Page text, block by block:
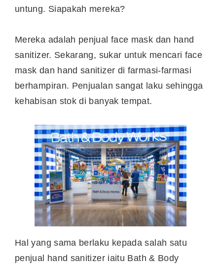
untung. Siapakah mereka?
Mereka adalah penjual face mask dan hand
sanitizer. Sekarang, sukar untuk mencari face
mask dan hand sanitizer di farmasi-farmasi
berhampiran. Penjualan sangat laku sehingga
kehabisan stok di banyak tempat.
Hal yang sama berlaku kepada salah satu
penjual hand sanitizer iaitu Bath & Body